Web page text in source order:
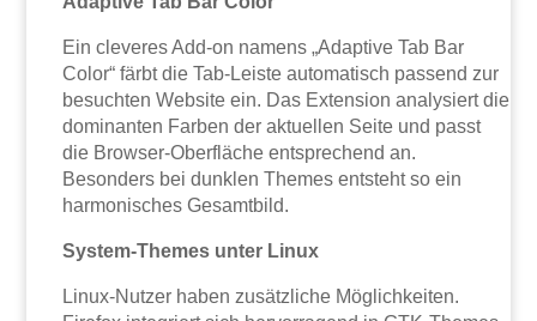
Ein cleveres Add-on namens „Adaptive Tab Bar
Color“ färbt die Tab-Leiste automatisch passend zur
besuchten Website ein. Das Extension analysiert die
dominanten Farben der aktuellen Seite und passt
die Browser-Oberfläche entsprechend an.
Besonders bei dunklen Themes entsteht so ein
harmonisches Gesamtbild.
System-Themes unter Linux
Linux-Nutzer haben zusätzliche Möglichkeiten.